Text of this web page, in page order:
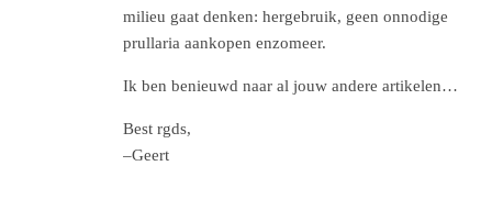
milieu gaat denken: hergebruik, geen onnodige
prullaria aankopen enzomeer.
Ik ben benieuwd naar al jouw andere artikelen…
Best rgds,
–Geert